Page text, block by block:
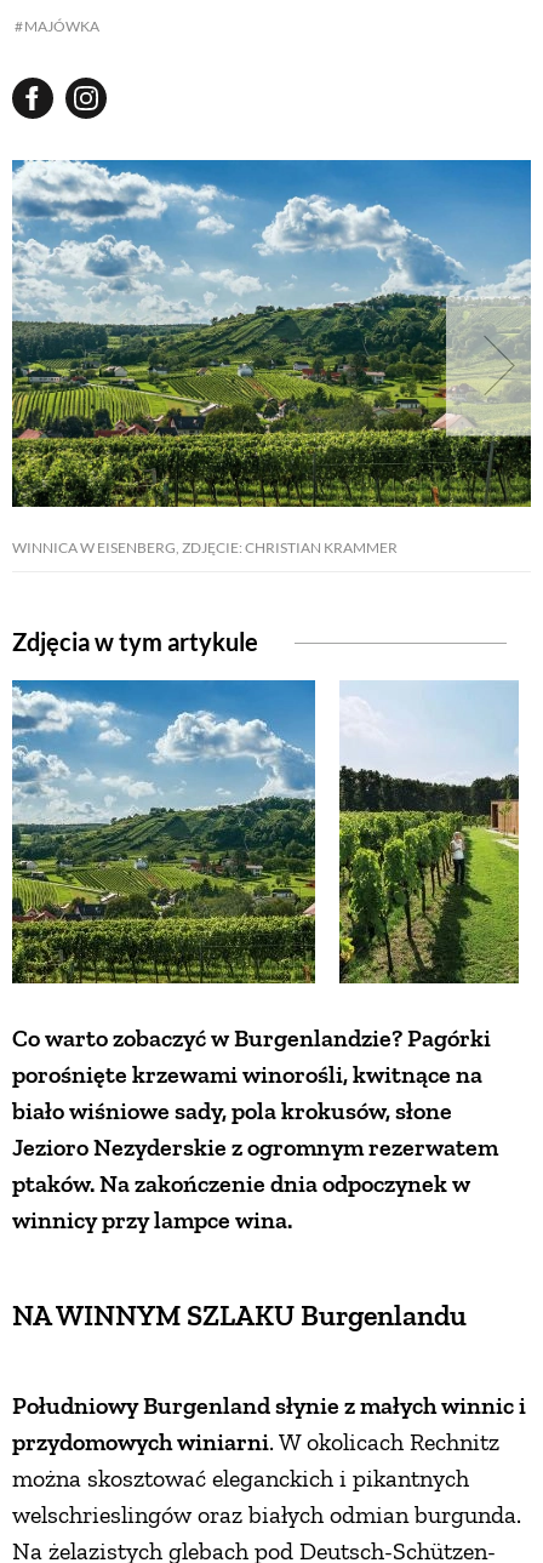
MAJÓWKA
WINNICA W EISENBERG, ZDJĘCIE: CHRISTIAN KRAMMER
Zdjęcia w tym artykule
Co warto zobaczyć w Burgenlandzie? Pagórki
porośnięte krzewami winorośli, kwitnące na
biało wiśniowe sady, pola krokusów, słone
Jezioro Nezyderskie z ogromnym rezerwatem
ptaków. Na zakończenie dnia odpoczynek w
winnicy przy lampce wina.
NA WINNYM SZLAKU Burgenlandu
Południowy Burgenland słynie z małych winnic i
przydomowych winiarni. W okolicach Rechnitz
można skosztować eleganckich i pikantnych
welschrieslingów oraz białych odmian burgunda.
Na żelazistych glebach pod Deutsch-Schützen-